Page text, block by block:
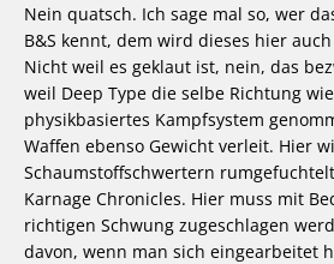
Nein quatsch. Ich sage mal so, wer
B&S kennt, dem wird dieses hier
Nicht weil es geklaut ist, nein, das
weil Deep Type die selbe Richtung
physikbasiertes Kampfsystem
Waffen ebenso Gewicht verleit. Hier
Schaumstoffschwertern
Karnage Chronicles. Hier muss mit
richtigen Schwung zugeschlagen
davon, wenn man sich eingearbeitet